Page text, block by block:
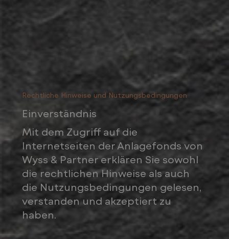
Rechtliche Hinweise und Nutzungsbedingungen
Einverständnis
Mit dem Zugriff auf die
Internetseiten der Anlagefonds von
Wyss & Partner erklären Sie sowohl
die rechtlichen Hinweise als auch
die Nutzungsbedingungen gelesen,
verstanden und akzeptiert zu
haben.
lassen. Um einen langfristigen
einerseits Erträge aus
Kapitalgewinnen und andererseits
Einkünfte aus Zinsen und Dividenden
erzielt werden. Die Anlagepolitik
beruht auf einer diversifizierten
Vermögensallokation an
internationalen Märkten und erfolgt
auf Basis der relativen
Risiko-/Renditeaspekte. Der
Aktienanteil beträgt typischerweise
ca. 65%, als Ergänzung und zu
Diversifikationszwecken darf auch in
alternative Anlagen investiert werden.